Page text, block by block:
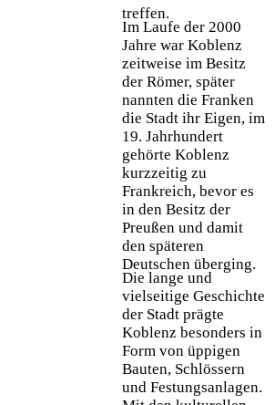
treffen.
Im Laufe der 2000
Jahre war Koblenz
zeitweise im Besitz
der Römer, später
nannten die Franken
die Stadt ihr Eigen, im
19. Jahrhundert
gehörte Koblenz
kurzzeitig zu
Frankreich, bevor es
in den Besitz der
Preußen und damit
den späteren
Deutschen überging.
Die lange und
vielseitige Geschichte
der Stadt prägte
Koblenz besonders in
Form von üppigen
Bauten, Schlössern
und Festungsanlagen.